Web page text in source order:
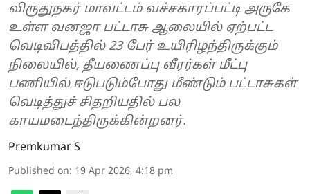
விருதுநகர் மாவட்டம் வச்சகாரப்பட்டி அருகே
உள்ள வனஜா பட்டாசு ஆலையில் ஏற்பட்ட
வெடிவிபத்தில் 23 பேர் உயிரிழந்திருக்கும்
நிலையில், தீயணைப்பு வீரர்கள் மீட்பு
பணியில் ஈடுபடும்போது மீண்டும் பட்டாசுகள்
வெடித்துச் சிதறியதில் பல
காயமடைந்திருக்கின்றனர்.
Premkumar S
Published on: 19 Apr 2026, 4:18 pm